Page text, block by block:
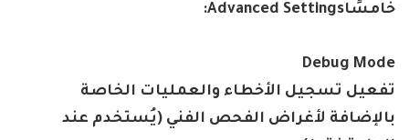
خامسًاAdvanced Settings:
Debug Mode
تفعيل تسجيل الأخطاء والعمليات الخاصة
بالإضافة لأغراض الفحص الفني (يُستخدم عند